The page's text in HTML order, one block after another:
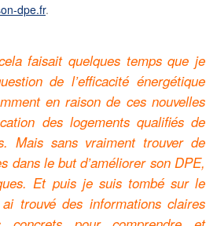
dpe.fr.
faisait quelques temps que je
de l’efficacité énergétique
en raison de ces nouvelles
des logements qualifiés de
Mais sans vraiment trouver de
dans le but d’améliorer son DPE,
Et puis je suis tombé sur le
trouvé des informations claires